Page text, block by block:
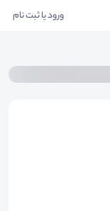
ورود یا ثبت نام